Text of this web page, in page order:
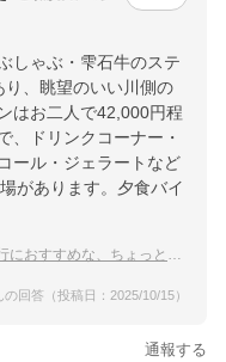
しゃぶ・雫石牛のステ
、眺望のいい川側の
はお二人で42,000円程
、ドリンクコーナー・
ール・ジェラートなど
があります。夕食バイ
っと贅沢な鶯宿温泉の宿を教えてください。
回答（投稿日：2025/10/15）
通報する